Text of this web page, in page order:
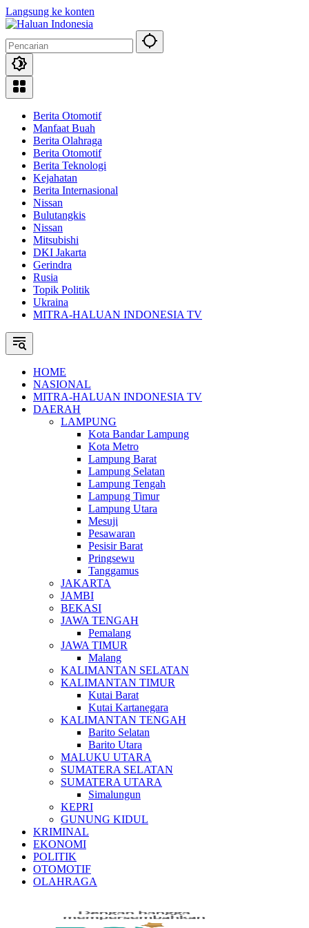
Langsung ke konten
Berita Otomotif
Manfaat Buah
Berita Olahraga
Berita Otomotif
Berita Teknologi
Kejahatan
Berita Internasional
Nissan
Bulutangkis
Nissan
Mitsubishi
DKI Jakarta
Gerindra
Rusia
Topik Politik
Ukraina
MITRA-HALUAN INDONESIA TV
HOME
NASIONAL
MITRA-HALUAN INDONESIA TV
DAERAH
LAMPUNG
Kota Bandar Lampung
Kota Metro
Lampung Barat
Lampung Selatan
Lampung Tengah
Lampung Timur
Lampung Utara
Mesuji
Pesawaran
Pesisir Barat
Pringsewu
Tanggamus
JAKARTA
JAMBI
BEKASI
JAWA TENGAH
Pemalang
JAWA TIMUR
Malang
KALIMANTAN SELATAN
KALIMANTAN TIMUR
Kutai Barat
Kutai Kartanegara
KALIMANTAN TENGAH
Barito Selatan
Barito Utara
MALUKU UTARA
SUMATERA SELATAN
SUMATERA UTARA
Simalungun
KEPRI
GUNUNG KIDUL
KRIMINAL
EKONOMI
POLITIK
OTOMOTIF
OLAHRAGA